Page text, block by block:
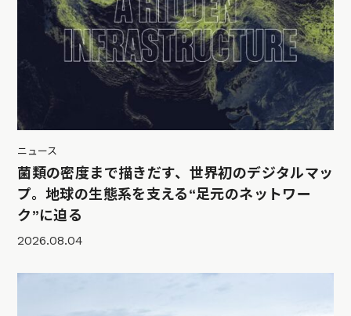
ニュース
菌類の密度まで描きだす、世界初のデジタルマッ
プ。地球の生態系を支える“足元のネットワー
ク”に迫る
2026.08.04